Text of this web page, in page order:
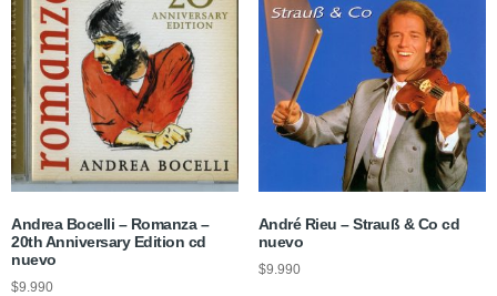
Andrea Bocelli – Romanza –
20th Anniversary Edition cd
nuevo
$9.990
André Rieu – Strauß & Co cd
nuevo
$9.990